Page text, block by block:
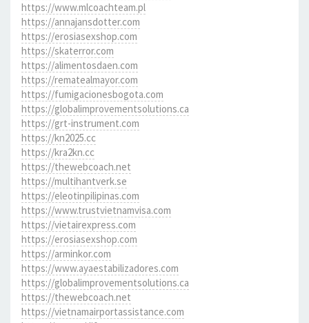
https://www.mlcoachteam.pl
https://annajansdotter.com
https://erosiasexshop.com
https://skaterror.com
https://alimentosdaen.com
https://rematealmayor.com
https://fumigacionesbogota.com
https://globalimprovementsolutions.ca
https://grt-instrument.com
https://kn2025.cc
https://kra2kn.cc
https://thewebcoach.net
https://multihantverk.se
https://eleotinpilipinas.com
https://www.trustvietnamvisa.com
https://vietairexpress.com
https://erosiasexshop.com
https://arminkor.com
https://www.ayaestabilizadores.com
https://globalimprovementsolutions.ca
https://thewebcoach.net
https://vietnamairportassistance.com